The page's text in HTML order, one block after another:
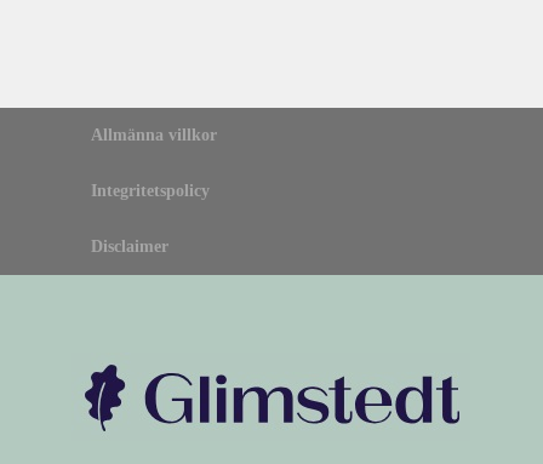
Allmänna villkor
Integritetspolicy
Disclaimer